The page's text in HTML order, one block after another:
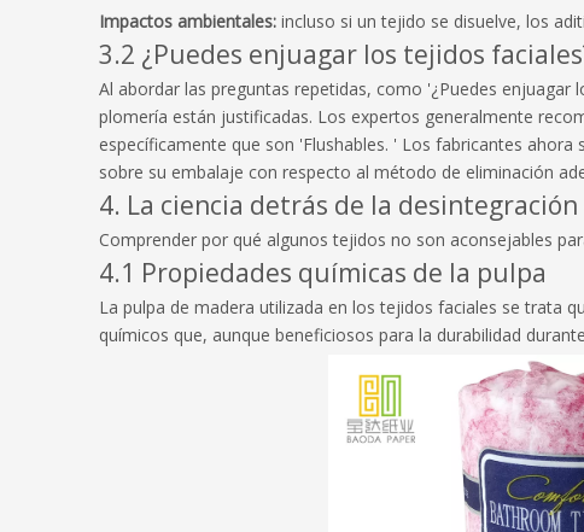
Impactos ambientales: incluso si un tejido se disuelve, los
3.2 ¿Puedes enjuagar los tejidos
Al abordar las preguntas repetidas, como '¿Puedes enjuagar
plomería están justificadas. Los expertos generalmente
específicamente que son 'Flushables. ' Los fabricantes
sobre su embalaje con respecto al método de eliminación
4. La ciencia detrás de la
Comprender por qué algunos tejidos no son aconsejables
4.1 Propiedades químicas de la pulpa
La pulpa de madera utilizada en los tejidos faciales se trata
químicos que, aunque beneficiosos para la durabilidad